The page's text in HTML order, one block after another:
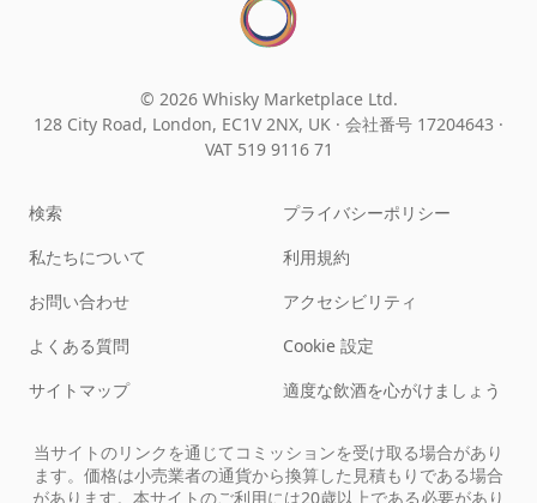
© 2026 Whisky Marketplace Ltd.
128 City Road, London, EC1V 2NX, UK · 会社番号 17204643 ·
VAT 519 9116 71
検索
私たちについて
お問い合わせ
よくある質問
サイトマップ
プライバシーポリシー
利用規約
アクセシビリティ
Cookie 設定
適度な飲酒を心がけましょう
当サイトのリンクを通じてコミッションを受け取る場合があり
ます。価格は小売業者の通貨から換算した見積もりである場合
があります。本サイトのご利用には20歳以上である必要があり